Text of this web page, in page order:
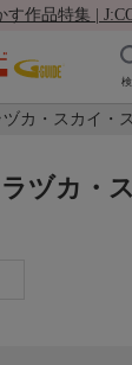
す作品特集 |
カ・スカイ・
ヅカ・